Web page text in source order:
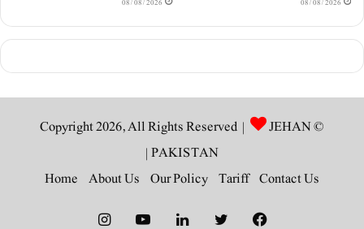
© Copyright 2026, All Rights Reserved |
JEHAN
PAKISTAN
|
Contact Us
Tariff
Our Policy
About Us
Home
Facebook
Twitter
LinkedIn
YouTube
Instagram